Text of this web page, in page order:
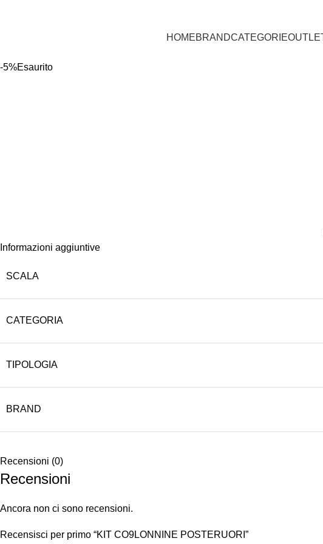
HOMEBRANDCATEGORIE
-5%Esaurito
Informazioni aggiuntive
SCALA
CATEGORIA
TIPOLOGIA
BRAND
Recensioni (0)
Recensioni
Ancora non ci sono recensioni.
Recensisci per primo “KIT CO9LONNINE POSTERUORI”